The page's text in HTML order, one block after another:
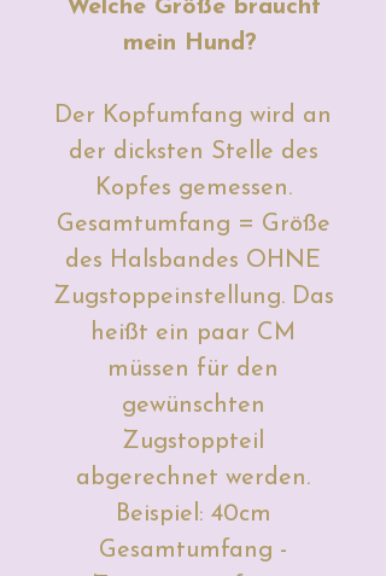
Welche Größe braucht
mein Hund?
Der Kopfumfang wird an
der dicksten Stelle des
Kopfes gemessen.
Gesamtumfang = Größe
des Halsbandes OHNE
Zugstoppeinstellung. Das
heißt ein paar CM
müssen für den
gewünschten
Zugstoppteil
abgerechnet werden.
Beispiel: 40cm
Gesamtumfang -